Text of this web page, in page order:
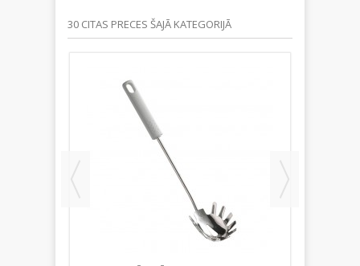
30 CITAS PRECES ŠAJĀ KATEGORIJĀ